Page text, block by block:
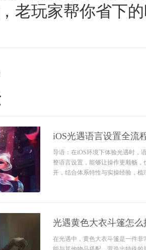
老玩家帮你省下
iOS光遇语言设置全流
导语：在iOS环境下体验光遇时，
整语言设置，能够让操作更顺畅
开，结合体系特性与实操经验，
光遇黄色大衣斗篷怎么
在光遇中，黄色大衣斗篷是一件